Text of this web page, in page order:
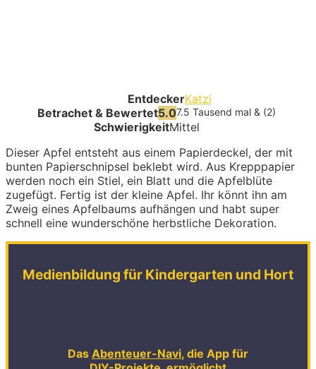
EntdeckerKatzi
Betrachet & Bewertet5.07.5 Tausend mal & (2)
SchwierigkeitMittel
Dieser Apfel entsteht aus einem Papierdeckel, der mit
bunten Papierschnipsel beklebt wird. Aus Krepppapier
werden noch ein Stiel, ein Blatt und die Apfelblüte
zugefügt. Fertig ist der kleine Apfel. Ihr könnt ihn am
Zweig eines Apfelbaums aufhängen und habt super
schnell eine wunderschöne herbstliche Dekoration.
Medienbildung für Kindergarten und Hort
Das Abenteuer-Navi, die App für